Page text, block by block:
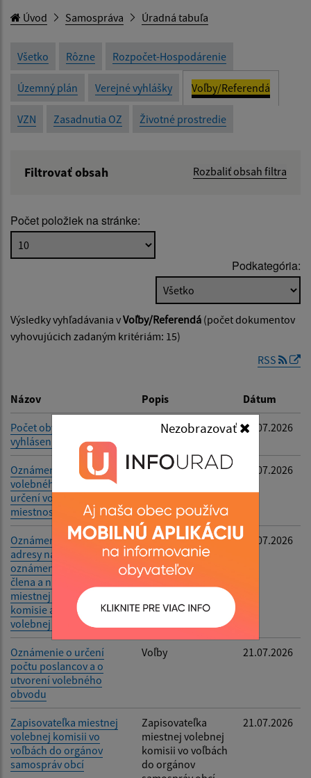
Nezobrazovať
Úvod Samospráva Úradná tabuľa
Všetko Rôzne Rozpočet-Hospodárenie
Územný plán Verejné vyhlášky Voľby/Referendá
VZN Zasadnutia OZ Životné prostredie
Filtrovať obsah Rozbaliť obsah filtra
Popis:
Dátum zverejnenia do:
Počet položiek na stránke:
Podkategória:
Výsledky vyhľadávania vVoľby/Referendá (počet dokumentov
vyhovujúcich zadaným kritériám: 15)
RSS
Názov Popis Dátum
Počet obyvateľov ku dňu
vyhlásenia volieb
Voľby 29.07.2026
Oznámenie o vytvorení
volebného okrsku a
určení volebnej
miestnosti
Voľby 23.07.2026
Oznámenie e-mailovej
adresy na doručenie
oznámenia o delegovaní
člena a náhradníka do
miestnej volebnej
komisie a okrskovej
volebnej komisie
Voľby 23.07.2026
Oznámenie o určení
počtu poslancov a o
utvorení volebného
obvodu
Voľby 21.07.2026
Zapisovateľka miestnej
volebnej komisii vo
voľbách do orgánov
samospráv obcí
Zapisovateľka
miestnej volebnej
komisii vo voľbách
do orgánov
21.07.2026